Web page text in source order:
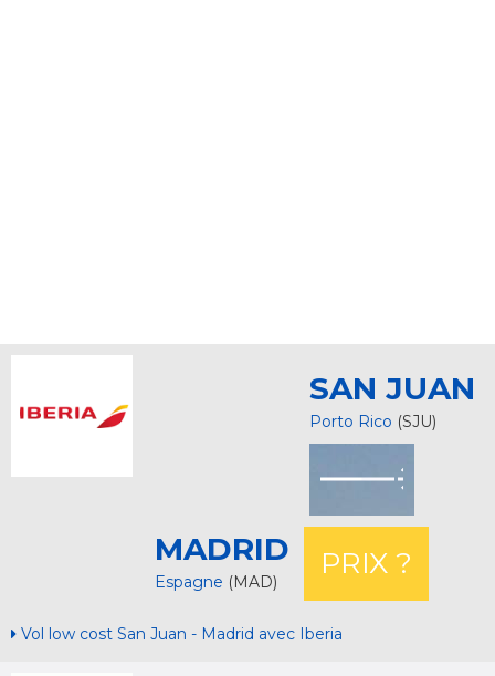
SAN JUAN
Porto Rico (SJU)
MADRID
Espagne (MAD)
PRIX ?
Vol low cost San Juan - Madrid avec Iberia